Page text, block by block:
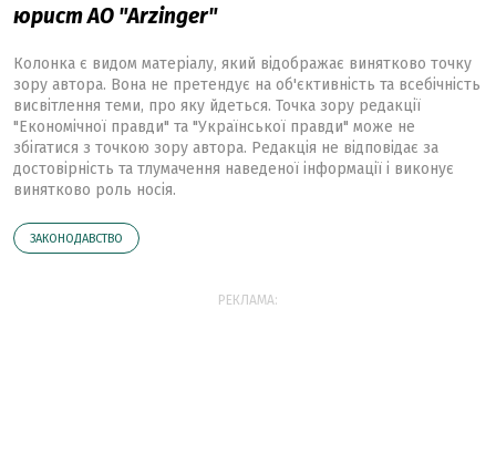
юрист АО "Arzinger"
Колонка є видом матеріалу, який відображає винятково точку
зору автора. Вона не претендує на об'єктивність та всебічність
висвітлення теми, про яку йдеться. Точка зору редакції
"Економічної правди" та "Української правди" може не
збігатися з точкою зору автора. Редакція не відповідає за
достовірність та тлумачення наведеної інформації і виконує
винятково роль носія.
ЗАКОНОДАВСТВО
РЕКЛАМА: